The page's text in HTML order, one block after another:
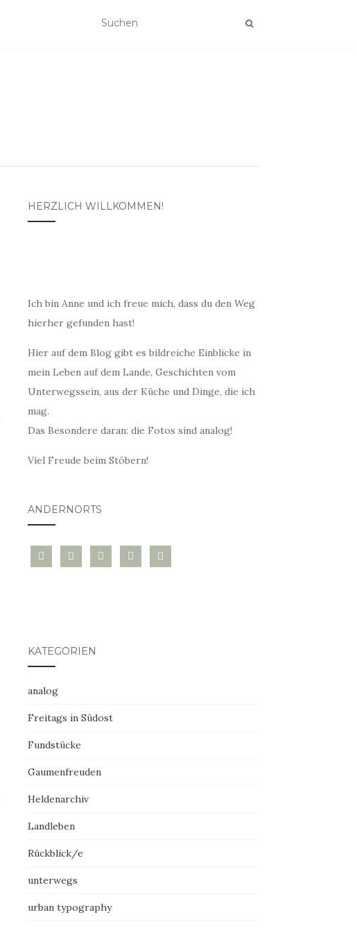
HERZLICH WILLKOMMEN!
Ich bin Anne und ich freue mich, dass du den Weg
hierher gefunden hast!
Hier auf dem Blog gibt es bildreiche Einblicke in
mein Leben auf dem Lande, Geschichten vom
Unterwegssein, aus der Küche und Dinge, die ich
mag.
Das Besondere daran: die Fotos sind analog!
Viel Freude beim Stöbern!
ANDERNORTS
bloglovininstagramtwitter pinterest
mail
KATEGORIEN
analog
Freitags in Südost
Fundstücke
Gaumenfreuden
Heldenarchiv
Landleben
Rückblick/e
unterwegs
urban typography